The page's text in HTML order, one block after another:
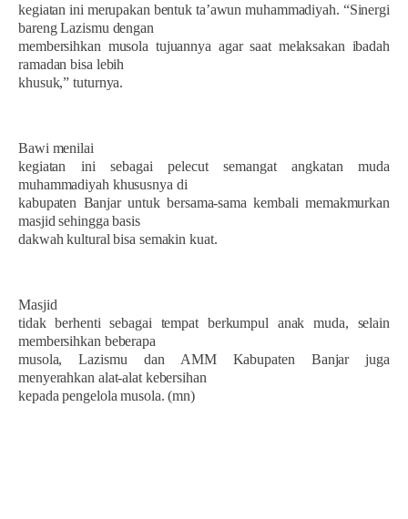
kegiatan ini merupakan bentuk ta’awun muhammadiyah. “Sinergi
bareng Lazismu dengan
membersihkan musola tujuannya agar saat melaksakan ibadah
ramadan bisa lebih
khusuk,” tuturnya.
Bawi menilai
kegiatan ini sebagai pelecut semangat angkatan muda
muhammadiyah khususnya di
kabupaten Banjar untuk bersama-sama kembali memakmurkan
masjid sehingga basis
dakwah kultural bisa semakin kuat.
Masjid
tidak berhenti sebagai tempat berkumpul anak muda, selain
membersihkan beberapa
musola, Lazismu dan AMM Kabupaten Banjar juga
menyerahkan alat-alat kebersihan
kepada pengelola musola. (mn)